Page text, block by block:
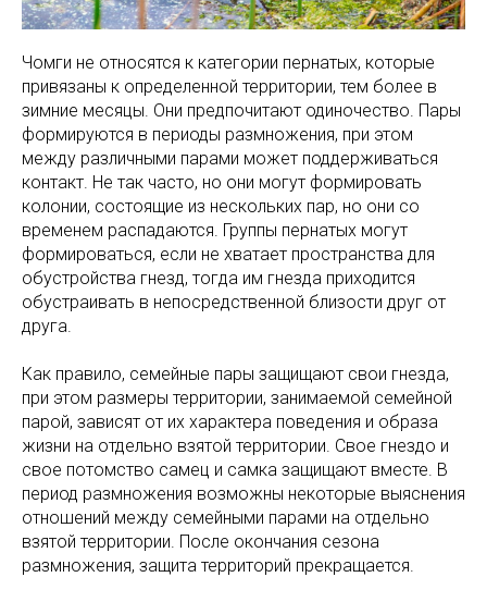
Чомги не относятся к категории пернатых, которые
привязаны к определенной территории, тем более в
зимние месяцы. Они предпочитают одиночество. Пары
формируются в периоды размножения, при этом
между различными парами может поддерживаться
контакт. Не так часто, но они могут формировать
колонии, состоящие из нескольких пар, но они со
временем распадаются. Группы пернатых могут
формироваться, если не хватает пространства для
обустройства гнезд, тогда им гнезда приходится
обустраивать в непосредственной близости друг от
друга.
Как правило, семейные пары защищают свои гнезда,
при этом размеры территории, занимаемой семейной
парой, зависят от их характера поведения и образа
жизни на отдельно взятой территории. Свое гнездо и
свое потомство самец и самка защищают вместе. В
период размножения возможны некоторые выяснения
отношений между семейными парами на отдельно
взятой территории. После окончания сезона
размножения, защита территорий прекращается.